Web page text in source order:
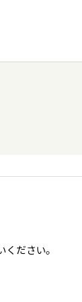
ださい。